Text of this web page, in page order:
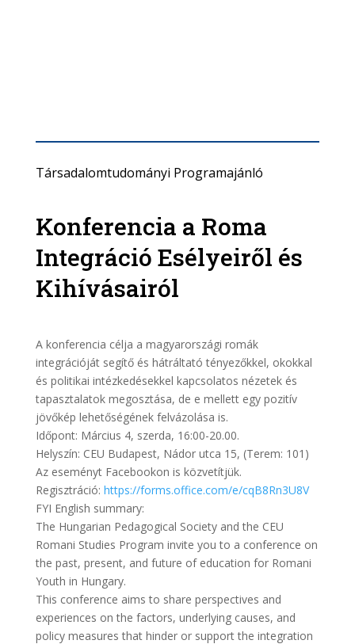
Társadalomtudományi Programajánló
Konferencia a Roma
Integráció Esélyeiről és
Kihívásairól
A konferencia célja a magyarországi romák
integrációját segítő és hátráltató tényezőkkel, okokkal
és politikai intézkedésekkel kapcsolatos nézetek és
tapasztalatok megosztása, de e mellett egy pozitív
jövőkép lehetőségének felvázolása is.
Időpont: Március 4, szerda, 16:00-20.00.
Helyszín: CEU Budapest, Nádor utca 15, (Terem: 101)
Az eseményt Facebookon is közvetítjük.
Regisztráció: https://forms.office.com/e/cqB8Rn3U8V
FYI English summary:
The Hungarian Pedagogical Society and the CEU
Romani Studies Program invite you to a conference on
the past, present, and future of education for Romani
Youth in Hungary.
This conference aims to share perspectives and
experiences on the factors, underlying causes, and
policy measures that hinder or support the integration